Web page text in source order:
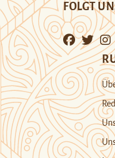
FOLGT